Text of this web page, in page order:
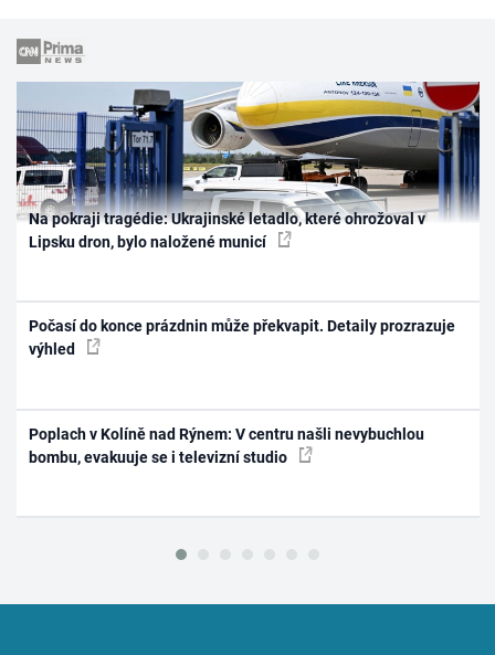
Na pokraji tragédie: Ukrajinské letadlo, které ohrožoval v
Lipsku dron, bylo naložené municí
Počasí do konce prázdnin může překvapit. Detaily prozrazuje
výhled
Poplach v Kolíně nad Rýnem: V centru našli nevybuchlou
bombu, evakuuje se i televizní studio